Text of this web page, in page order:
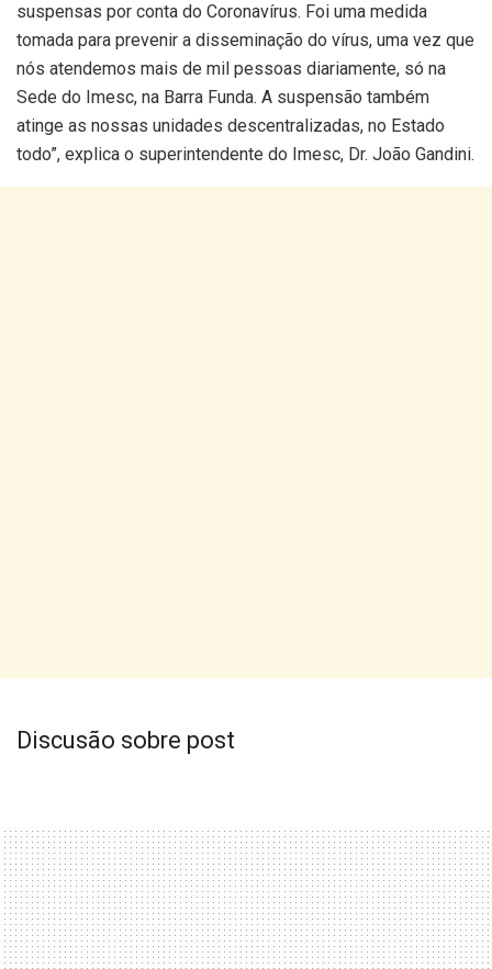
suspensas por conta do Coronavírus. Foi uma medida
tomada para prevenir a disseminação do vírus, uma vez que
nós atendemos mais de mil pessoas diariamente, só na
Sede do Imesc, na Barra Funda. A suspensão também
atinge as nossas unidades descentralizadas, no Estado
todo”, explica o superintendente do Imesc, Dr. João Gandini.
Discusão sobre post